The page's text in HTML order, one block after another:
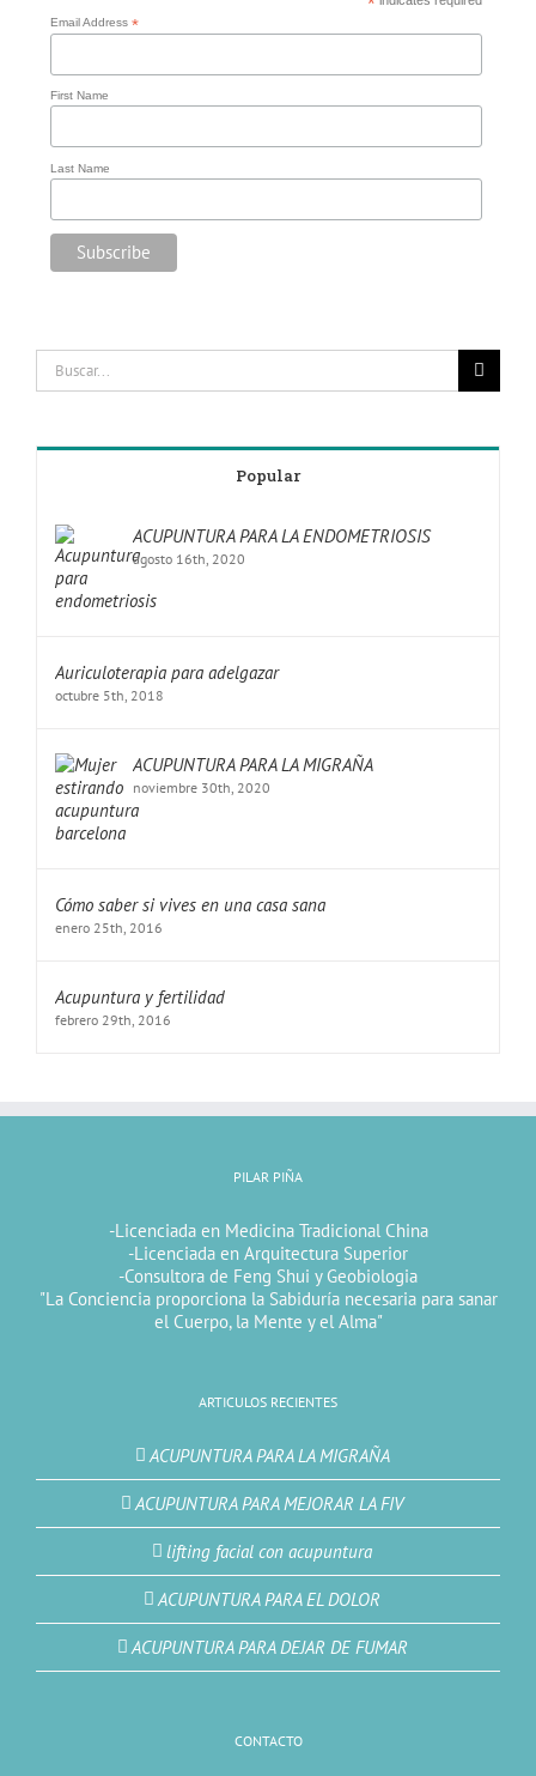
Email Address *
First Name
Last Name
Popular
ACUPUNTURA PARA LA ENDOMETRIOSIS
agosto 16th, 2020
Auriculoterapia para adelgazar
octubre 5th, 2018
ACUPUNTURA PARA LA MIGRAÑA
noviembre 30th, 2020
Cómo saber si vives en una casa sana
enero 25th, 2016
Acupuntura y fertilidad
febrero 29th, 2016
PILAR PIÑA
-Licenciada en Medicina Tradicional China
-Licenciada en Arquitectura Superior
-Consultora de Feng Shui y Geobiologia
"La Conciencia proporciona la Sabiduría necesaria para sanar
el Cuerpo, la Mente y el Alma"
ARTICULOS RECIENTES
ACUPUNTURA PARA LA MIGRAÑA
ACUPUNTURA PARA MEJORAR LA FIV
lifting facial con acupuntura
ACUPUNTURA PARA EL DOLOR
ACUPUNTURA PARA DEJAR DE FUMAR
CONTACTO